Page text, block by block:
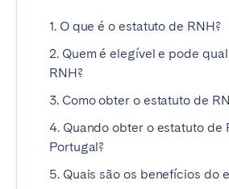
1. O que é o estatuto de RNH?
2. Quem é elegível e pode
RNH?
3. Como obter o estatuto de
4. Quando obter o estatuto de
Portugal?
5. Quais são os benefícios do
SAUDI ARABIA
Riyadh
SPAIN